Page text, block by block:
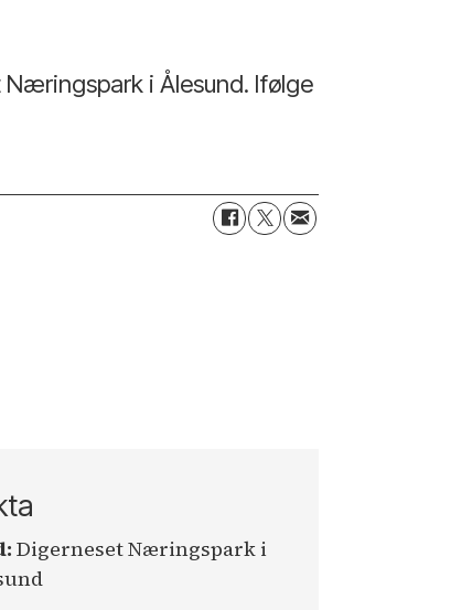
i Ålesund. Ifølge
Digerneset Næringspark i